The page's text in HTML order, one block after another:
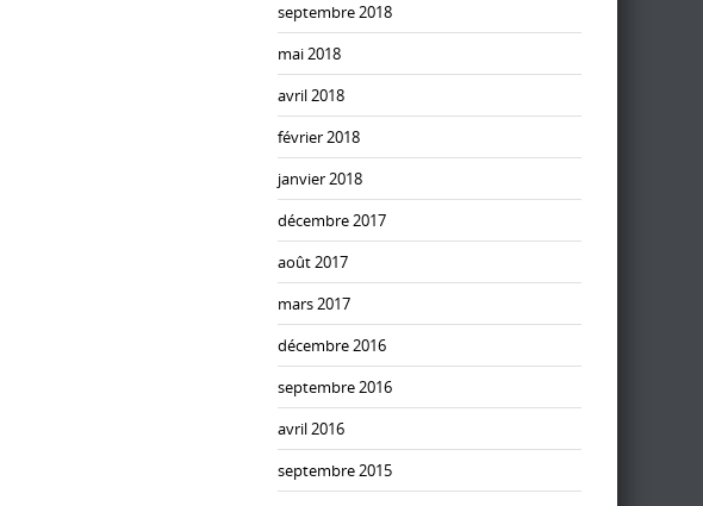
septembre 2018
mai 2018
avril 2018
février 2018
janvier 2018
décembre 2017
août 2017
mars 2017
décembre 2016
septembre 2016
avril 2016
septembre 2015